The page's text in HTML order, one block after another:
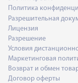
Политика
Разрешительная
Лицензия
Разрешение
Условия
Маркетинговая
Возврат и обмен
Договор оферты